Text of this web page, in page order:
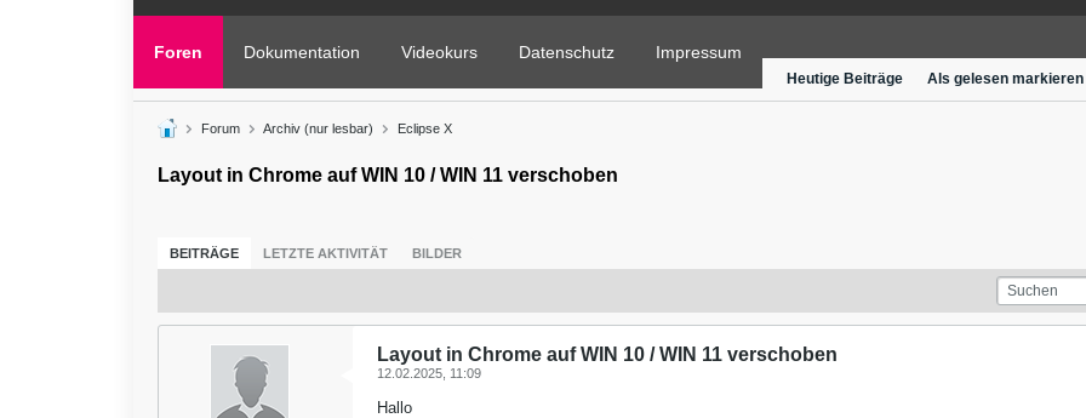
Foren Dokumentation Videokurs Datenschutz Impressum
Heutige Beiträge Als gelesen markieren
Forum Archiv (nur lesbar) Eclipse X
Layout in Chrome auf WIN 10 / WIN 11 verschoben
BEITRÄGE LETZTE AKTIVITÄT BILDER
Layout in Chrome auf WIN 10 / WIN 11 verschoben
12.02.2025, 11:09
Hallo